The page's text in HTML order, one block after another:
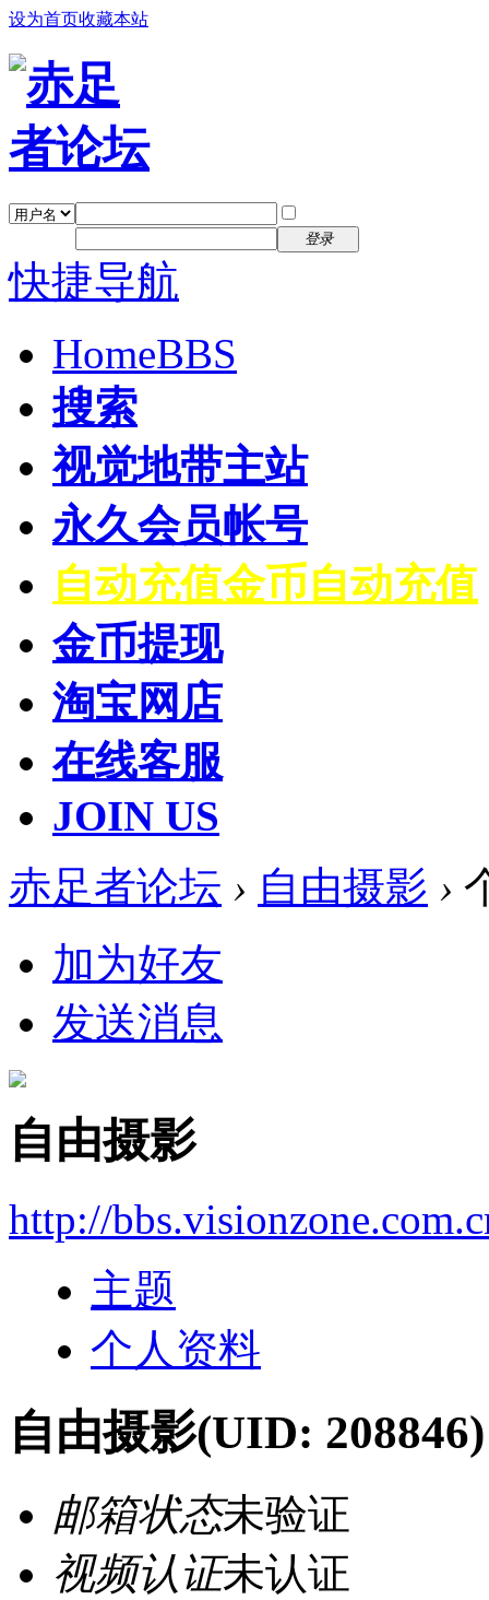
设为首页收藏本站
登录
快捷导航
HomeBBS
搜索
视觉地带主站
永久会员帐号
自动充值金币自动充值
金币提现
淘宝网店
在线客服
JOIN US
赤足者论坛 › 自由摄影 ›
加为好友
发送消息
自由摄影
http://
主题
个人资料
自由摄影(UID: 208846)
邮箱状态未验证
视频认证未认证